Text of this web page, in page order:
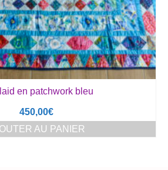
en patchwork bleu
450,00€
AU PANIER